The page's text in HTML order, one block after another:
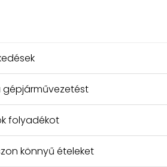
gépjárművezetést
folyadékot
könnyű ételeket